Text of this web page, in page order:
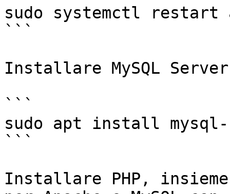
sudo systemctl restart
```
Installare MySQL
```
sudo apt install
```
Installare PHP,